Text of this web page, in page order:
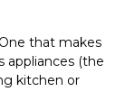
that makes
appliances (the
kitchen or